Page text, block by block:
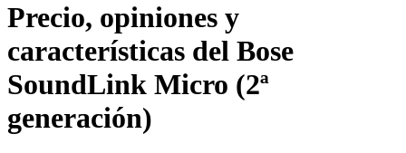
Precio, opiniones y
características del Bose
SoundLink Micro (2ª
generación)